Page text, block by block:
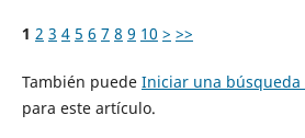
1 2 3 4 5 6 7 8 9 10 > >>
También puede Iniciar una
para este artículo.